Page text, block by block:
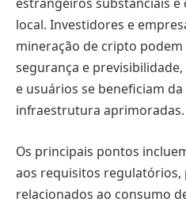
estrangeiros substanciais
local. Investidores e
mineração de cripto
segurança e
e usuários se beneficiam
infraestrutura aprimoradas.
Os principais pontos
aos requisitos
relacionados ao consumo